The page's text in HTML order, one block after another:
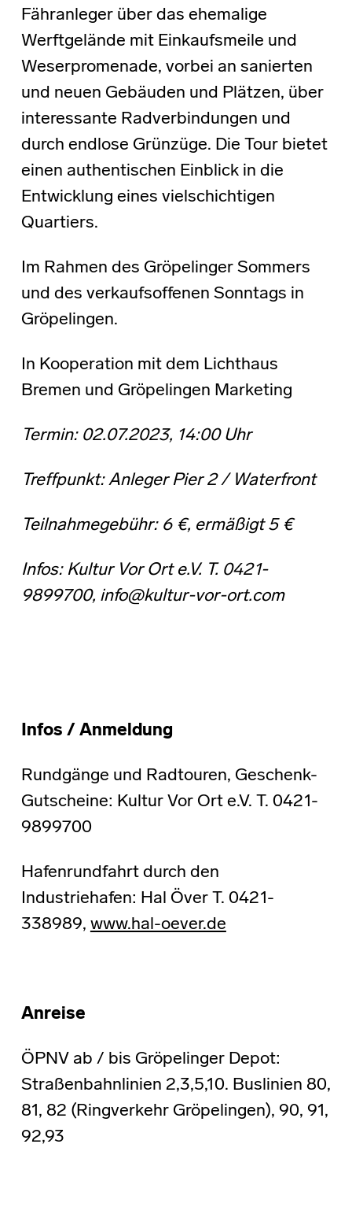
Fähranleger über das ehemalige
Werftgelände mit Einkaufsmeile und
Weserpromenade, vorbei an sanierten
und neuen Gebäuden und Plätzen, über
interessante Radverbindungen und
durch endlose Grünzüge. Die Tour bietet
einen authentischen Einblick in die
Entwicklung eines vielschichtigen
Quartiers.
Im Rahmen des Gröpelinger Sommers
und des verkaufsoffenen Sonntags in
Gröpelingen.
In Kooperation mit dem Lichthaus
Bremen und Gröpelingen Marketing
Termin: 02.07.2023, 14:00 Uhr
Treffpunkt: Anleger Pier 2 / Waterfront
Teilnahmegebühr: 6 €, ermäßigt 5 €
Infos: Kultur Vor Ort e.V. T. 0421-
9899700, info@kultur-vor-ort.com
Infos / Anmeldung
Rundgänge und Radtouren, Geschenk-
Gutscheine: Kultur Vor Ort e.V. T. 0421-
9899700
Hafenrundfahrt durch den
Industriehafen: Hal Över T. 0421-
338989, www.hal-oever.de
Anreise
ÖPNV ab / bis Gröpelinger Depot:
Straßenbahnlinien 2,3,5,10. Buslinien 80,
81, 82 (Ringverkehr Gröpelingen), 90, 91,
92,93